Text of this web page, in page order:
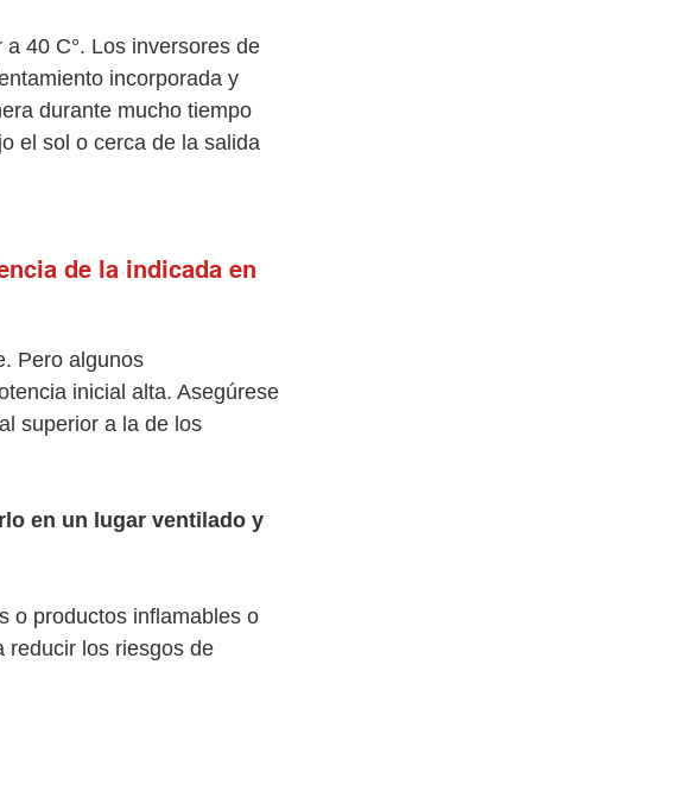
40 C°. Los inversores de
incorporada y
durante mucho tiempo
el sol o cerca de la salida
de la indicada en
Pero algunos
inicial alta. Asegúrese
superior a la de los
en un lugar ventilado y
o productos inflamables o
reducir los riesgos de